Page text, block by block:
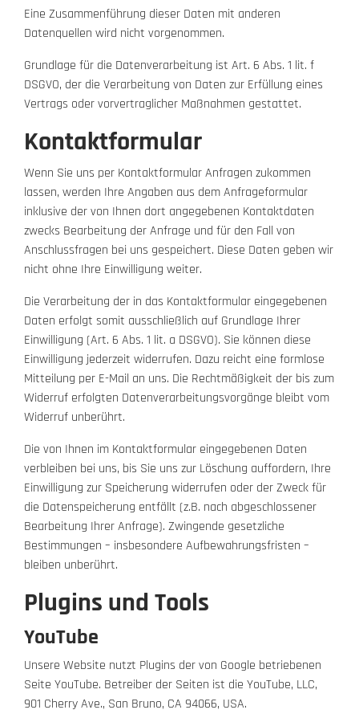
Eine Zusammenführung dieser Daten mit anderen
Datenquellen wird nicht vorgenommen.
Grundlage für die Datenverarbeitung ist Art. 6 Abs. 1 lit. f
DSGVO, der die Verarbeitung von Daten zur Erfüllung eines
Vertrags oder vorvertraglicher Maßnahmen gestattet.
Kontaktformular
Wenn Sie uns per Kontaktformular Anfragen zukommen
lassen, werden Ihre Angaben aus dem Anfrageformular
inklusive der von Ihnen dort angegebenen Kontaktdaten
zwecks Bearbeitung der Anfrage und für den Fall von
Anschlussfragen bei uns gespeichert. Diese Daten geben wir
nicht ohne Ihre Einwilligung weiter.
Die Verarbeitung der in das Kontaktformular eingegebenen
Daten erfolgt somit ausschließlich auf Grundlage Ihrer
Einwilligung (Art. 6 Abs. 1 lit. a DSGVO). Sie können diese
Einwilligung jederzeit widerrufen. Dazu reicht eine formlose
Mitteilung per E-Mail an uns. Die Rechtmäßigkeit der bis zum
Widerruf erfolgten Datenverarbeitungsvorgänge bleibt vom
Widerruf unberührt.
Die von Ihnen im Kontaktformular eingegebenen Daten
verbleiben bei uns, bis Sie uns zur Löschung auffordern, Ihre
Einwilligung zur Speicherung widerrufen oder der Zweck für
die Datenspeicherung entfällt (z.B. nach abgeschlossener
Bearbeitung Ihrer Anfrage). Zwingende gesetzliche
Bestimmungen – insbesondere Aufbewahrungsfristen –
bleiben unberührt.
Plugins und Tools
YouTube
Unsere Website nutzt Plugins der von Google betriebenen
Seite YouTube. Betreiber der Seiten ist die YouTube, LLC,
901 Cherry Ave., San Bruno, CA 94066, USA.